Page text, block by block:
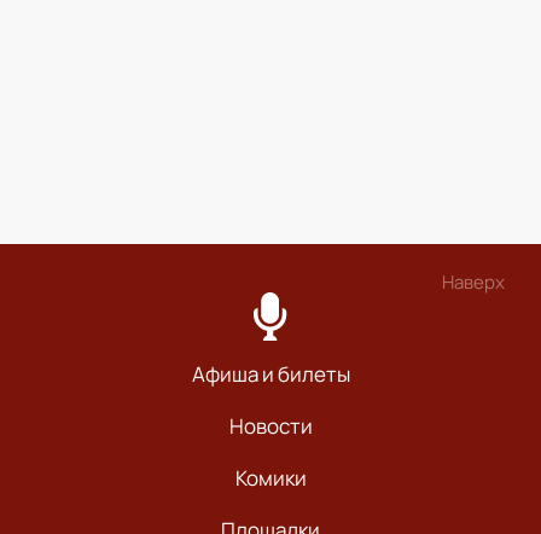
Наверх
Афиша и билеты
Новости
Комики